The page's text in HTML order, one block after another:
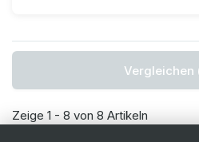
Vergleichen
Zeige 1 - 8 von 8 Artikeln